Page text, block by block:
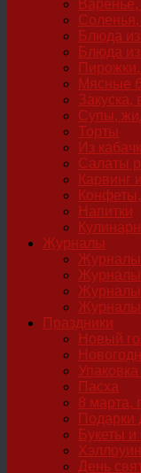
Соленья,
Блюда
Блюда
Мясные
Закуска,
Супы,
Торты
Из
Салаты
Карвинг
Напитки
Журналы
Журналы
Журналы
Журналы
Праздники
Новый
Пасха
8 марта,
Подарки
Букеты
День